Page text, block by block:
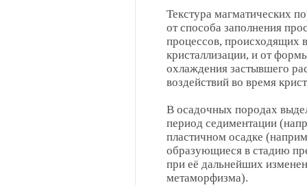
Текстура магматических
от способа заполнения
процессов, происходящих
кристаллизации, и от
охлаждения застывшего
воздействий во время
В осадочных породах
период седиментации
пластичном осадке
образующиеся в стадию
при её дальнейших
метаморфизма).